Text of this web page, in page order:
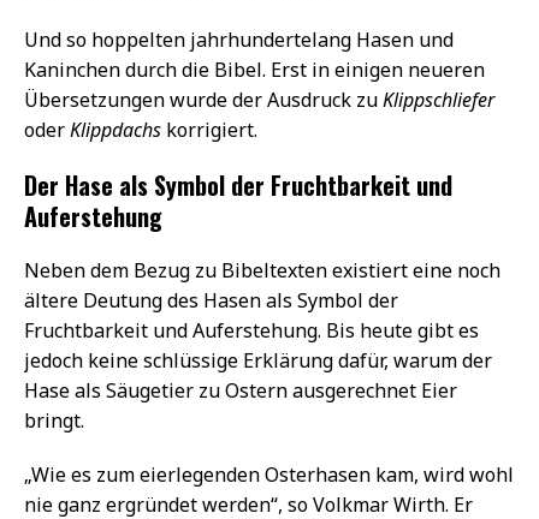
Und so hoppelten jahrhundertelang Hasen und
Kaninchen durch die Bibel. Erst in einigen neueren
Übersetzungen wurde der Ausdruck zuKlippschliefer
oderKlippdachs korrigiert.
Der Hase als Symbol der Fruchtbarkeit und
Auferstehung
Neben dem Bezug zu Bibeltexten existiert eine noch
ältere Deutung des Hasen als Symbol der
Fruchtbarkeit und Auferstehung. Bis heute gibt es
jedoch keine schlüssige Erklärung dafür, warum der
Hase als Säugetier zu Ostern ausgerechnet Eier
bringt.
„Wie es zum eierlegenden Osterhasen kam, wird wohl
nie ganz ergründet werden“, so Volkmar Wirth. Er